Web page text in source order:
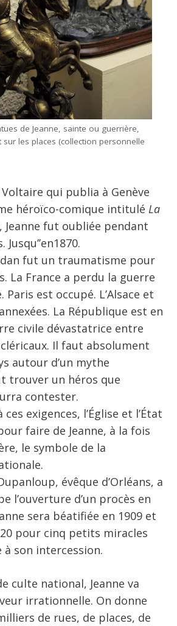
de Jeanne, sainte ou guerrière,
sur les places (collection personnelle
Voltaire qui publia à Genève
héroïco-comique intitulé La
, Jeanne fut oubliée pendant
fut un traumatisme pour
La France a perdu la guerre
Paris est occupé. L’Alsace et
La République est en
civile dévastatrice entre
Il faut absolument
autour d’un mythe
trouver un héros que
contester.
exigences, l’Église et l’État
faire de Jeanne, à la fois
le symbole de la
évêque d’Orléans, a
l’ouverture d’un procès en
sera béatifiée en 1909 et
pour cinq petits miracles
à son intercession.
culte national, Jeanne va
irrationnelle. On donne
de rues, de places, de